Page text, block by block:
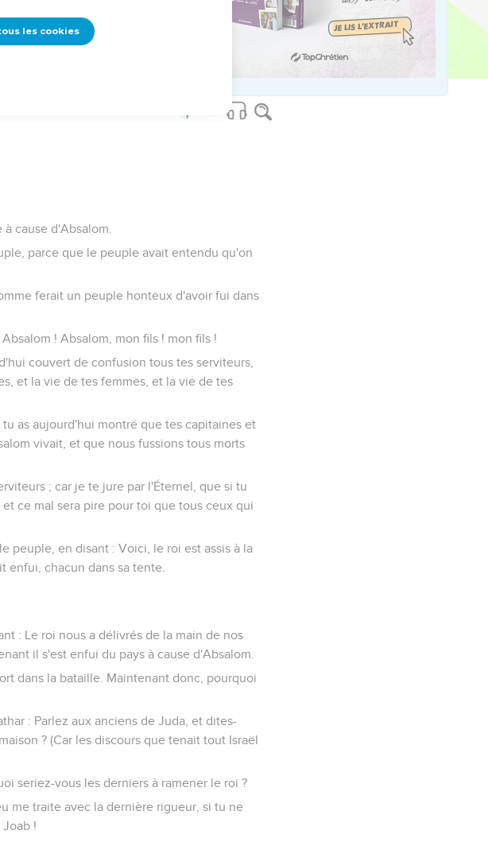
et pleura ; et, en marchant, il disait ainsi :
moi-même à ta place ! Absalom, mon fils !
cause d'Absalom.
parce que le peuple avait entendu qu'on
ferait un peuple honteux d'avoir fui dans
! Absalom, mon fils ! mon fils !
couvert de confusion tous tes serviteurs,
et la vie de tes femmes, et la vie de tes
as aujourd'hui montré que tes capitaines et
vivait, et que nous fussions tous morts
; car je te jure par l'Éternel, que si tu
ce mal sera pire pour toi que tous ceux qui
peuple, en disant : Voici, le roi est assis à la
enfui, chacun dans sa tente.
: Le roi nous a délivrés de la main de nos
il s'est enfui du pays à cause d'Absalom.
dans la bataille. Maintenant donc, pourquoi
: Parlez aux anciens de Juda, et dites-
? (Car les discours que tenait tout Israël
seriez-vous les derniers à ramener le roi ?
me traite avec la dernière rigueur, si tu ne
!
les cookies